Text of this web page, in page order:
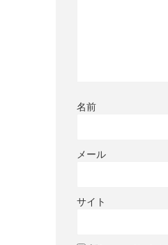
名前
メール
サイト